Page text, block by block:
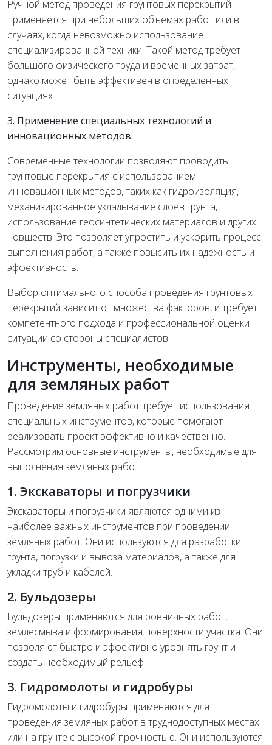
Ручной метод проведения грунтовых перекрытий
применяется при небольших объемах работ или в
случаях, когда невозможно использование
специализированной техники. Такой метод требует
большого физического труда и временных затрат,
однако может быть эффективен в определенных
ситуациях.
3. Применение специальных технологий и
инновационных методов.
Современные технологии позволяют проводить
грунтовые перекрытия с использованием
инновационных методов, таких как гидроизоляция,
механизированное укладывание слоев грунта,
использование геосинтетических материалов и других
новшеств. Это позволяет упростить и ускорить процесс
выполнения работ, а также повысить их надежность и
эффективность.
Выбор оптимального способа проведения грунтовых
перекрытий зависит от множества факторов, и требует
компетентного подхода и профессиональной оценки
ситуации со стороны специалистов.
Инструменты, необходимые
для земляных работ
Проведение земляных работ требует использования
специальных инструментов, которые помогают
реализовать проект эффективно и качественно.
Рассмотрим основные инструменты, необходимые для
выполнения земляных работ:
1. Экскаваторы и погрузчики
Экскаваторы и погрузчики являются одними из
наиболее важных инструментов при проведении
земляных работ. Они используются для разработки
грунта, погрузки и вывоза материалов, а также для
укладки труб и кабелей.
2. Бульдозеры
Бульдозеры применяются для ровничных работ,
землесмыва и формирования поверхности участка. Они
позволяют быстро и эффективно уровнять грунт и
создать необходимый рельеф.
3. Гидромолоты и гидробуры
Гидромолоты и гидробуры применяются для
проведения земляных работ в труднодоступных местах
или на грунте с высокой прочностью. Они используются